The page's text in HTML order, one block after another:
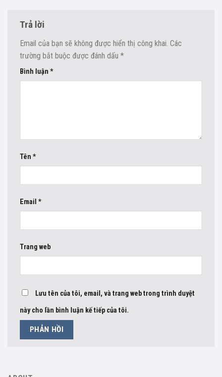
Trả lời
Email của bạn sẽ không được hiển thị công khai. Các
trường bắt buộc được đánh dấu *
Bình luận *
Tên *
Email *
Trang web
Lưu tên của tôi, email, và trang web trong trình duyệt
này cho lần bình luận kế tiếp của tôi.